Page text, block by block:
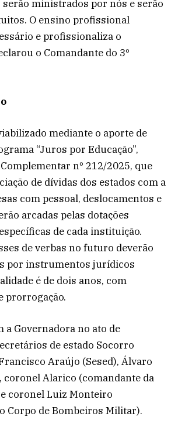
serão ministrados por nós e serão
O ensino profissional
e profissionaliza o
o Comandante do 3º
mediante o aporte de
“Juros por Educação”,
nº 212/2025, que
de dívidas dos estados com a
com pessoal, deslocamentos e
arcadas pelas dotações
de cada instituição.
de verbas no futuro deverão
por instrumentos jurídicos
é de dois anos, com
prorrogação.
a Governadora no ato de
de estado Socorro
Araújo (Sesed), Álvaro
coronel Alarico (comandante da
coronel Luiz Monteiro
Corpo de Bombeiros Militar).